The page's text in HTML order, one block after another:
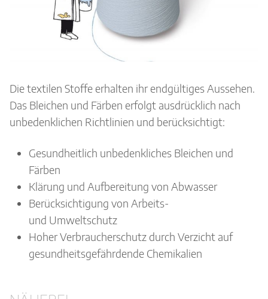
Die textilen Stoffe erhalten ihr endgültiges Aussehen.
Das Bleichen und Färben erfolgt ausdrücklich nach
unbedenklichen Richtlinien und berücksichtigt:
Gesundheitlich unbedenkliches Bleichen und
Färben
Klärung und Aufbereitung von Abwasser
Berücksichtigung von Arbeits-
und Umweltschutz
Hoher Verbraucherschutz durch Verzicht auf
gesundheitsgefährdende Chemikalien